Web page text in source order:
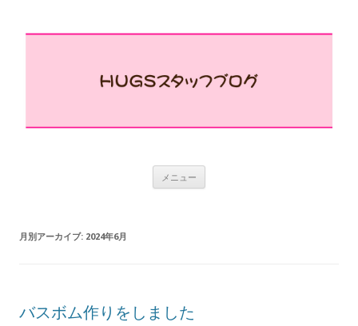
メニュー
月別アーカイブ: 2024年6月
バスボム作りをしました